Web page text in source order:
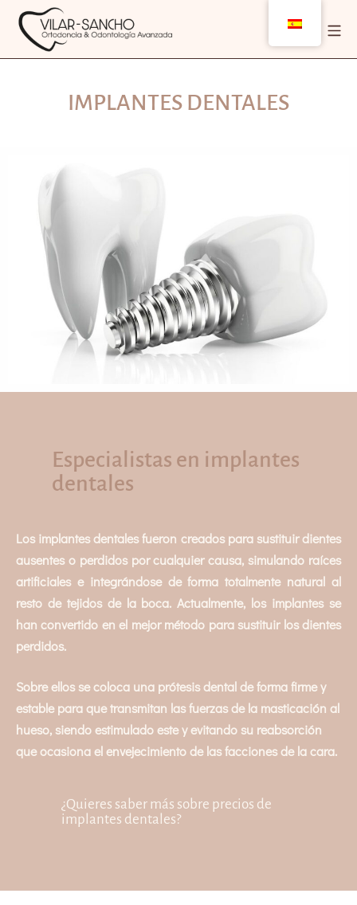
IMPLANTES DENTALES
Especialistas en implantes
dentales
Los implantes dentales fueron creados para sustituir dientes
ausentes o perdidos por cualquier causa, simulando raíces
artificiales e integrándose de forma totalmente natural al
resto de tejidos de la boca. Actualmente, los implantes se
han convertido en el mejor método para sustituir los dientes
perdidos.
Sobre ellos se coloca una prótesis dental de forma firme y
estable para que transmitan las fuerzas de la masticación al
hueso, siendo estimulado este y evitando su reabsorción
que ocasiona el envejecimiento de las facciones de la cara.
¿Quieres saber más sobre precios de
implantes dentales?